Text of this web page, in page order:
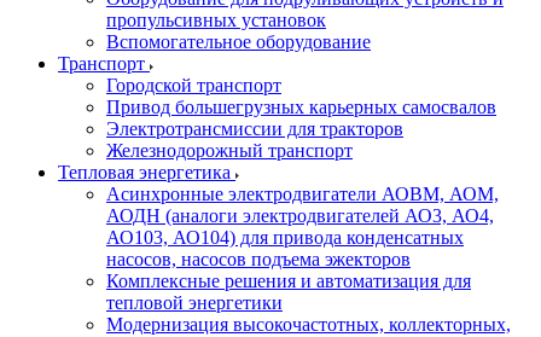
пропульсивных установок
Вспомогательное оборудование
Транспорт
Городской транспорт
Привод большегрузных карьерных самосвалов
Электротрансмиссии для тракторов
Железнодорожный транспорт
Тепловая энергетика
Асинхронные электродвигатели АОВМ, АОМ,
АОДН (аналоги электродвигателей АО3, АО4,
АО103, АО104) для привода конденсатных
насосов, насосов подъема эжекторов
Комплексные решения и автоматизация для
тепловой энергетики
Модернизация высокочастотных, коллекторных,